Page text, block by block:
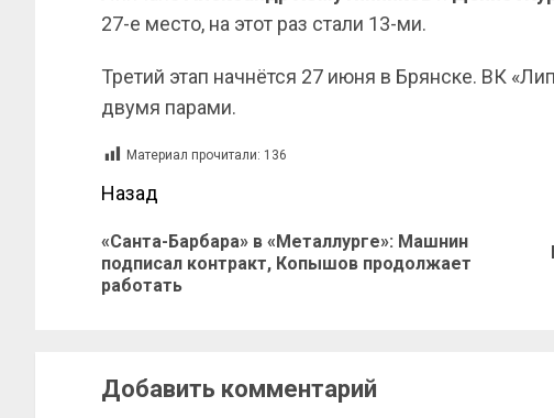
27-е место, на этот раз стали 13-ми.
Третий этап начнётся 27 июня в Брянске. ВК
двумя парами.
Материал прочитали: 136
Назад
«Санта-Барбара» в «Металлурге»: Машнин
подписал контракт, Копышов продолжает
работать
Добавить комментарий